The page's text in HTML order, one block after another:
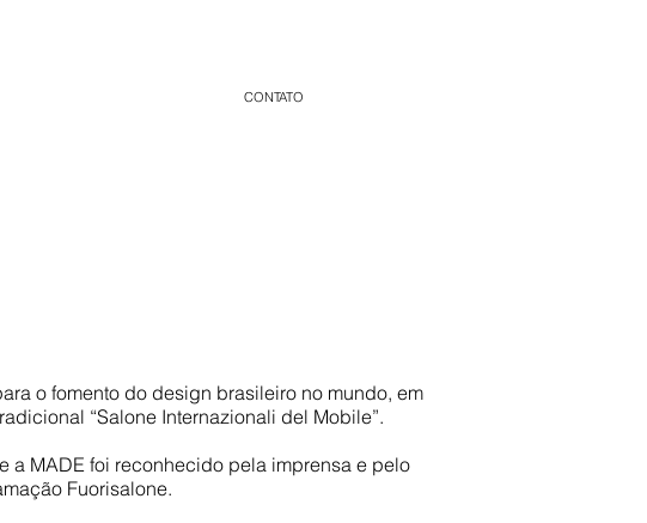
CONTATO
o fomento do design brasileiro no mundo, em
“Salone Internazionali del Mobile”.
a MADE foi reconhecido pela imprensa e pelo
Fuorisalone.